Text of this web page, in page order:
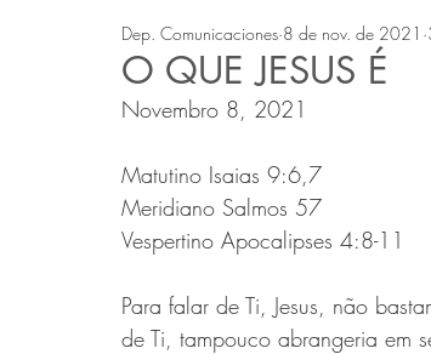
O QUE JESUS É
Dep. Comunicaciones 8 de nov. de 2021
Novembro 8, 2021
Matutino Isaias 9:6,7
Meridiano Salmos 57
Vespertino Apocalipses 4:8-11
Para falar de Ti, Jesus, não
de Ti, tampouco abrangeria em